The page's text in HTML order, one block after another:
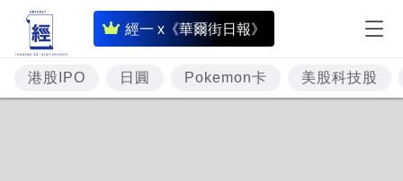
經一 x《華爾街日報》
即
時
財
經
港股IPO 日圓 Pokemon卡 美股科技股